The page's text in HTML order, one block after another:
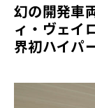
幻の開発車
ィ・ヴェイ
界初ハイパ